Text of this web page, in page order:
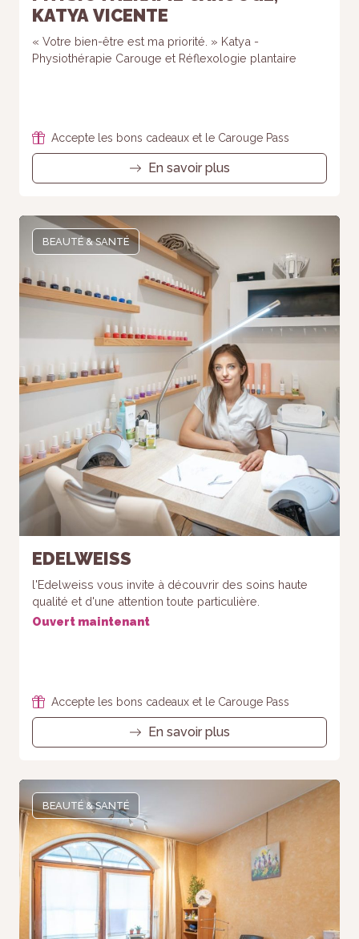
KATYA VICENTE
« Votre bien-être est ma priorité. » Katya -
Physiothérapie Carouge et Réflexologie plantaire
Accepte les bons cadeaux et le Carouge Pass
En savoir plus
BEAUTÉ & SANTÉ
EDELWEISS
l'Edelweiss vous invite à découvrir des soins haute
qualité et d'une attention toute particulière.
Ouvert maintenant
Accepte les bons cadeaux et le Carouge Pass
En savoir plus
BEAUTÉ & SANTÉ